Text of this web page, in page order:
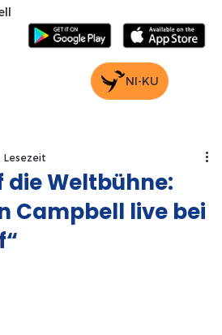
NI-KU
die Weltbühne:
Campbell live bei
Lesezeit